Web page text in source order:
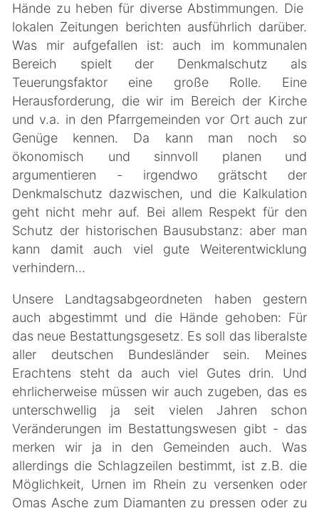
Hände zu heben für diverse Abstimmungen. Die
lokalen Zeitungen berichten ausführlich darüber.
Was mir aufgefallen ist: auch im kommunalen
Bereich spielt der Denkmalschutz als
Teuerungsfaktor eine große Rolle. Eine
Herausforderung, die wir im Bereich der Kirche
und v.a. in den Pfarrgemeinden vor Ort auch zur
Genüge kennen. Da kann man noch so
ökonomisch und sinnvoll planen und
argumentieren - irgendwo grätscht der
Denkmalschutz dazwischen, und die Kalkulation
geht nicht mehr auf. Bei allem Respekt für den
Schutz der historischen Bausubstanz: aber man
kann damit auch viel gute Weiterentwicklung
verhindern...
Unsere Landtagsabgeordneten haben gestern
auch abgestimmt und die Hände gehoben: Für
das neue Bestattungsgesetz. Es soll das liberalste
aller deutschen Bundesländer sein. Meines
Erachtens steht da auch viel Gutes drin. Und
ehrlicherweise müssen wir auch zugeben, das es
unterschwellig ja seit vielen Jahren schon
Veränderungen im Bestattungswesen gibt - das
merken wir ja in den Gemeinden auch. Was
allerdings die Schlagzeilen bestimmt, ist z.B. die
Möglichkeit, Urnen im Rhein zu versenken oder
Omas Asche zum Diamanten zu pressen oder zu